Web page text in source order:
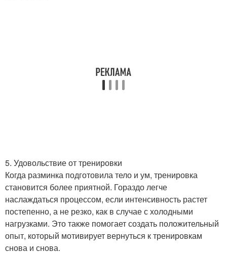
5. Удовольствие от тренировки
Когда разминка подготовила тело и ум, тренировка
становится более приятной. Гораздо легче
наслаждаться процессом, если интенсивность растет
постепенно, а не резко, как в случае с холодными
нагрузками. Это также помогает создать положительный
опыт, который мотивирует вернуться к тренировкам
снова и снова.